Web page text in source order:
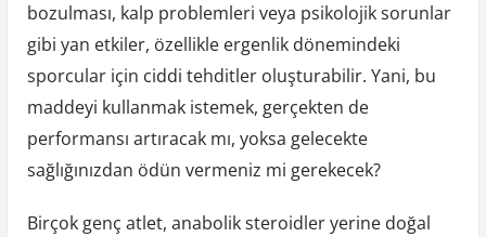
bozulması, kalp problemleri veya psikolojik sorunlar
gibi yan etkiler, özellikle ergenlik dönemindeki
sporcular için ciddi tehditler oluşturabilir. Yani, bu
maddeyi kullanmak istemek, gerçekten de
performansı artıracak mı, yoksa gelecekte
sağlığınızdan ödün vermeniz mi gerekecek?
Birçok genç atlet, anabolik steroidler yerine doğal